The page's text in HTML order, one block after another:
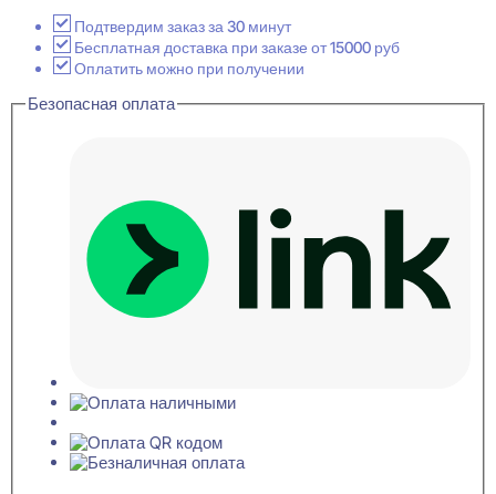
Плинтус
напольный
20x95x2000
Подтвердим заказ за 30 минут
Бесплатная доставка при заказе от 15000 руб
Оплатить можно при получении
Безопасная оплата